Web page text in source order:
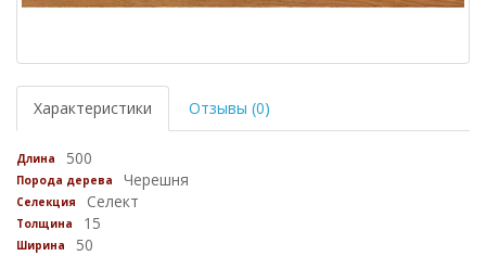
Характеристики Отзывы (0)
Длина 500
Порода дерева Черешня
Селекция Селект
Толщина 15
Ширина 50